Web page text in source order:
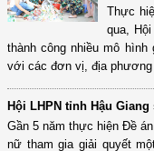
Thực
qua,
thành công nhiều mô
với các đơn vị, địa
Hội LHPN tỉnh Hậu
Gần 5 năm thực hiện Đề
nữ tham gia giải quyết